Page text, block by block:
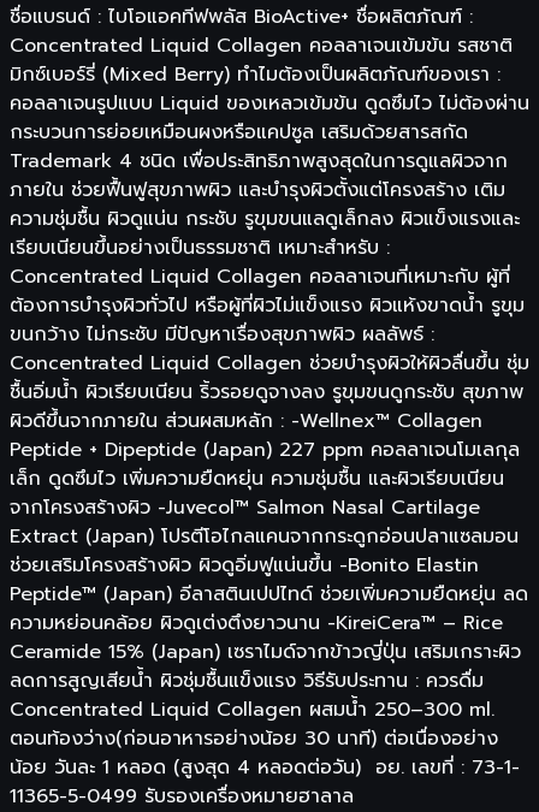
ชื่อแบรนด์ : ไบโอแอคทีฟพลัส BioActive+ ชื่อผลิตภัณฑ์ :
Concentrated Liquid Collagen คอลลาเจนเข้มข้น รสชาติ
มิกซ์เบอร์รี่ (Mixed Berry) ทำไมต้องเป็นผลิตภัณฑ์ของเรา :
คอลลาเจนรูปแบบ Liquid ของเหลวเข้มข้น ดูดซึมไว ไม่ต้องผ่าน
กระบวนการย่อยเหมือนผงหรือแคปซูล เสริมด้วยสารสกัด
Trademark 4 ชนิด เพื่อประสิทธิภาพสูงสุดในการดูแลผิวจาก
ภายใน ช่วยฟื้นฟูสุขภาพผิว และบำรุงผิวตั้งแต่โครงสร้าง เติม
ความชุ่มชื้น ผิวดูแน่น กระชับ รูขุมขนแลดูเล็กลง ผิวแข็งแรงและ
เรียบเนียนขึ้นอย่างเป็นธรรมชาติ เหมาะสำหรับ :
Concentrated Liquid Collagen คอลลาเจนที่เหมาะกับ ผู้ที่
ต้องการบำรุงผิวทั่วไป หรือผู้ที่ผิวไม่แข็งแรง ผิวแห้งขาดน้ำ รูขุม
ขนกว้าง ไม่กระชับ มีปัญหาเรื่องสุขภาพผิว ผลลัพธ์ :
Concentrated Liquid Collagen ช่วยบำรุงผิวให้ผิวลื่นขึ้น ชุ่ม
ชื้นอิ่มน้ำ ผิวเรียบเนียน ริ้วรอยดูจางลง รูขุมขนดูกระชับ สุขภาพ
ผิวดีขึ้นจากภายใน ส่วนผสมหลัก : -Wellnex™ Collagen
Peptide + Dipeptide (Japan) 227 ppm คอลลาเจนโมเลกุล
เล็ก ดูดซึมไว เพิ่มความยืดหยุ่น ความชุ่มชื้น และผิวเรียบเนียน
จากโครงสร้างผิว -Juvecol™ Salmon Nasal Cartilage
Extract (Japan) โปรตีโอไกลแคนจากกระดูกอ่อนปลาแซลมอน
ช่วยเสริมโครงสร้างผิว ผิวดูอิ่มฟูแน่นขึ้น -Bonito Elastin
Peptide™ (Japan) อีลาสตินเปปไทด์ ช่วยเพิ่มความยืดหยุ่น ลด
ความหย่อนคล้อย ผิวดูเต่งตึงยาวนาน -KireiCera™ – Rice
Ceramide 15% (Japan) เซราไมด์จากข้าวญี่ปุ่น เสริมเกราะผิว
ลดการสูญเสียน้ำ ผิวชุ่มชื้นแข็งแรง วิธีรับประทาน : ควรดื่ม
Concentrated Liquid Collagen ผสมน้ำ 250–300 ml.
ตอนท้องว่าง(ก่อนอาหารอย่างน้อย 30 นาที) ต่อเนื่องอย่าง
น้อย วันละ 1 หลอด (สูงสุด 4 หลอดต่อวัน) อย. เลขที่ : 73-1-
11365-5-0499 รับรองเครื่องหมายฮาลาล